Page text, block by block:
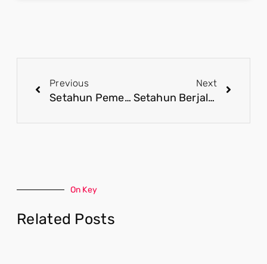
Previous
Setahun Pemerintahan, MBG Jadi Wujud Nyata Visi Indonesia Emas 2045
Next
Setahun Berjalan, Program MBG Bukti Komitmen Pemerintah Tingkatkan Kualitas SDM
On Key
Related Posts